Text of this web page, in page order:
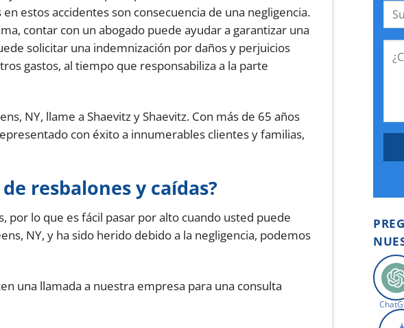
en estos accidentes son consecuencia de una negligencia.
contar con un abogado puede ayudar a garantizar una
solicitar una indemnización por daños y perjuicios
gastos, al tiempo que responsabiliza a la parte
NY, llame a Shaevitz y Shaevitz. Con más de 65 años
con éxito a innumerables clientes y familias,
resbalones y caídas?
por lo que es fácil pasar por alto cuando usted puede
NY, y ha sido herido debido a la negligencia, podemos
una llamada a nuestra empresa para una consulta